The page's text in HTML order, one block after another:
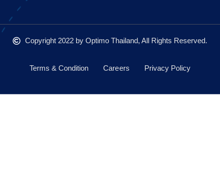
Copyright 2022 by Optimo Thailand, All Rights Reserved.
Terms & Condition Careers Privacy Policy